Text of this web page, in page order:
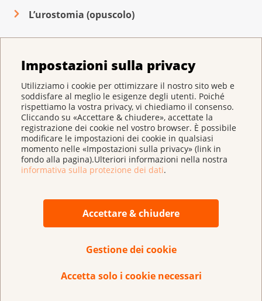
Impostazioni sulla privacy
Utilizziamo i cookie per ottimizzare il nostro sito web e
soddisfare al meglio le esigenze degli utenti. Poiché
rispettiamo la vostra privacy, vi chiediamo il consenso.
Cliccando su «Accettare & chiudere», accettate la
registrazione dei cookie nel vostro browser. È possibile
modificare le impostazioni dei cookie in qualsiasi
momento nelle «Impostazioni sulla privacy» (link in
fondo alla pagina).Ulteriori informazioni nella nostra
informativa sulla protezione dei dati.
Accettare & chiudere
Gestione dei cookie
Accetta solo i cookie necessari
regione pelvica nel passato.
scintigrafia scheletrica.
sono indicati e come si svolgono questi
esami.
il tumore. Se il cancro ha già invaso lo strato
Quest’intervento impone la creazione di una
nuova derivazione urinaria, per esempio una
vescica sostitutiva o un’urostomia.
Se si sono già formate metastasi, nella
maggior parte dei casi nessun trattamento
può assicurare una guarigione permanente.
Tuttavia è possibile rallentare la
progressione della malattia.
L’urostomia (opuscolo)
informative su vari temi inerenti al cancro